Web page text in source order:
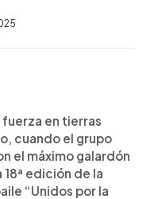
en tierras
cuando el grupo
el máximo galardón
edición de la
“Unidos por la